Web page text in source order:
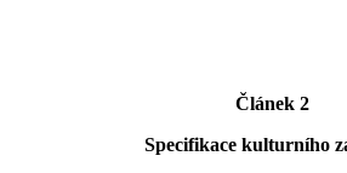
Článek 2
Specifikace kulturního